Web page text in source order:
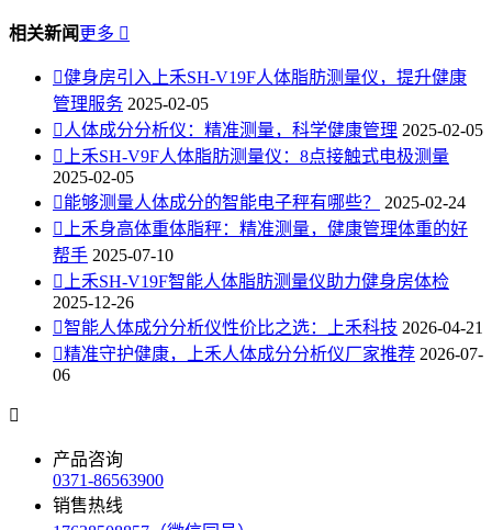
相关新闻 更多 
健身房引入上禾SH-V19F人体脂肪测量仪，提升健康
管理服务 2025-02-05
 人体成分分析仪：精准测量，科学健康管理 2025-02-05
 上禾SH-V9F人体脂肪测量仪：8点接触式电极测量
2025-02-05
能够测量人体成分的智能电子秤有哪些？
2025-02-24
 上禾身高体重体脂秤：精准测量，健康管理体重的好
帮手 2025-07-10
 上禾SH-V19F智能人体脂肪测量仪助力健身房体检
2025-12-26
智能人体成分分析仪性价比之选：上禾科技 2026-04-21
精准守护健康，上禾人体成分分析仪厂家推荐 2026-07-
06

产品咨询
0371-86563900
销售热线